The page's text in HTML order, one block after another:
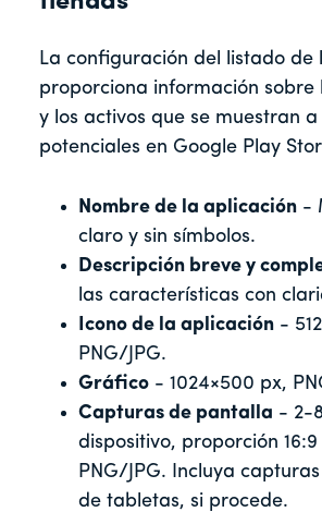
La configuración del listado de
proporciona información sobre
y los activos que se muestran a
potenciales en Google Play
Nombre de la aplicación -
claro y sin símbolos.
Descripción breve y
las características con
Icono de la aplicación -
PNG/JPG.
Gráfico - 1024×500 px,
Capturas de pantalla - 2-
dispositivo, proporción 16:9
PNG/JPG. Incluya
de tabletas, si procede.